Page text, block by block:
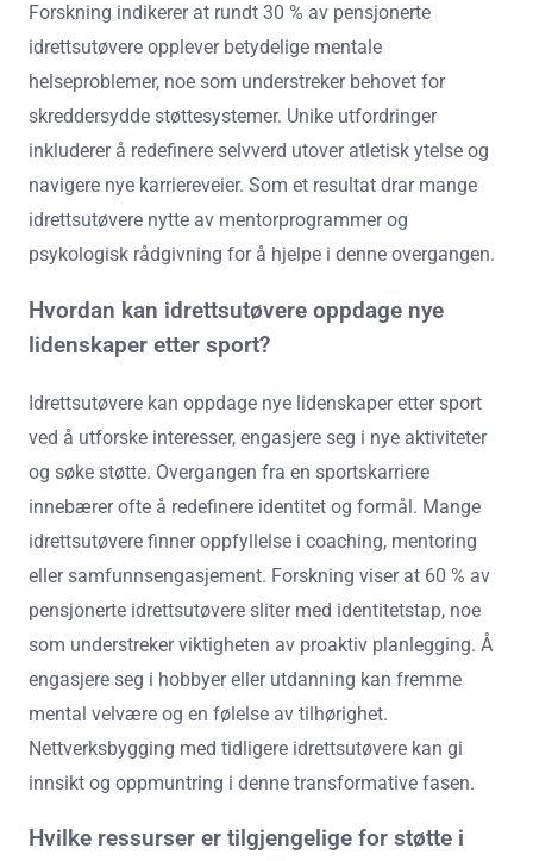
Forskning indikerer at rundt 30 % av pensjonerte
idrettsutøvere opplever betydelige mentale
helseproblemer, noe som understreker behovet for
skreddersydde støttesystemer. Unike utfordringer
inkluderer å redefinere selvverd utover atletisk ytelse og
navigere nye karriereveier. Som et resultat drar mange
idrettsutøvere nytte av mentorprogrammer og
psykologisk rådgivning for å hjelpe i denne overgangen.
Hvordan kan idrettsutøvere oppdage nye
lidenskaper etter sport?
Idrettsutøvere kan oppdage nye lidenskaper etter sport
ved å utforske interesser, engasjere seg i nye aktiviteter
og søke støtte. Overgangen fra en sportskarriere
innebærer ofte å redefinere identitet og formål. Mange
idrettsutøvere finner oppfyllelse i coaching, mentoring
eller samfunnsengasjement. Forskning viser at 60 % av
pensjonerte idrettsutøvere sliter med identitetstap, noe
som understreker viktigheten av proaktiv planlegging. Å
engasjere seg i hobbyer eller utdanning kan fremme
mental velvære og en følelse av tilhørighet.
Nettverksbygging med tidligere idrettsutøvere kan gi
innsikt og oppmuntring i denne transformative fasen.
Hvilke ressurser er tilgjengelige for støtte i